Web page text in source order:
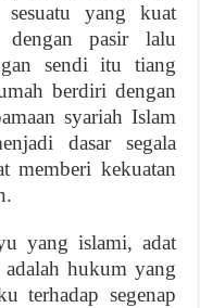
yang kuat
dengan pasir lalu
sendi itu tiang
berdiri dengan
syariah Islam
dasar segala
memberi kekuatan
yang islami, adat
hukum yang
terhadap segenap